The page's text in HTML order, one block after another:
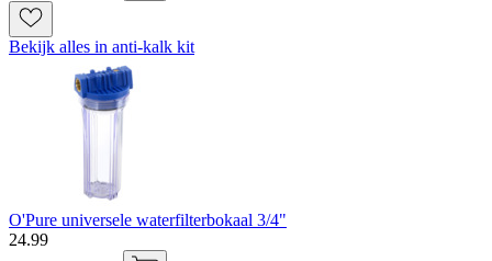
Bekijk alles in anti-kalk kit
O'Pure universele waterfilterbokaal 3/4"
24.99